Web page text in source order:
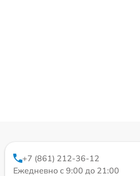
+7 (861) 212-36-12
Ежедневно с 9:00 до 21:00